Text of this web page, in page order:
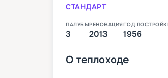
СТАНДАРТ
ПАЛУБЫ
3
РЕНОВАЦИЯ
2013
ГОД
1956
О теплоходе